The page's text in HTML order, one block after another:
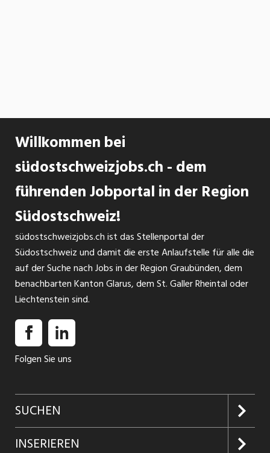
Willkommen bei
südostschweizjobs.ch - dem
führenden Jobportal in der Region
Südostschweiz!
südostschweizjobs.ch ist das Stellenportal der
Südostschweiz und damit die erste Anlaufstelle für alle die
auf der Suche nach Jobs in der Region Graubünden, dem
benachbarten Kanton Glarus, dem St. Galler Rheintal oder
Liechtenstein sind.
Folgen Sie uns
SUCHEN
Jobs suchen
INSERIEREN